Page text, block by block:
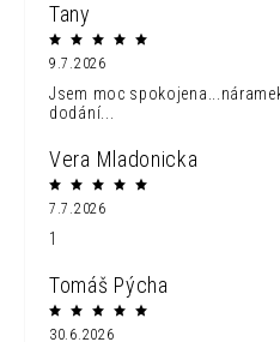
Tany
9.7.2026
Jsem moc
dodání...
Vera Mladonicka
7.7.2026
1
Tomáš Pýcha
30.6.2026